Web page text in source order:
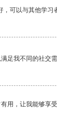
可以与其他学习
足我不同的社交需
用，让我能够享